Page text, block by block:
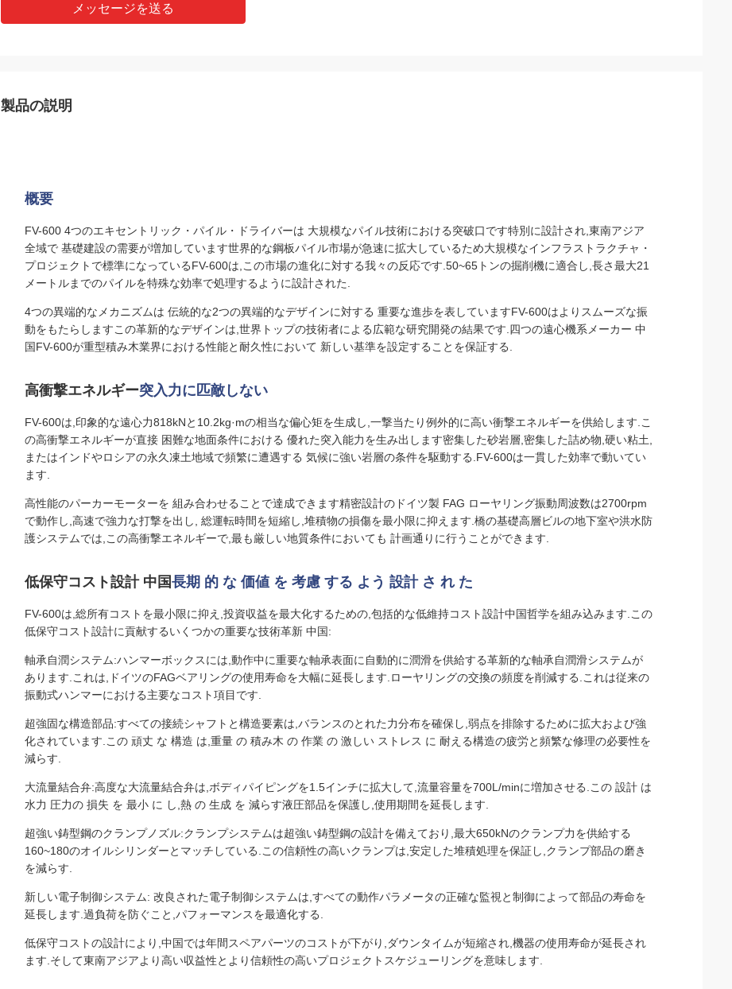
メッセージを送る
製品の説明
概要
FV-600 4つのエキセントリック・パイル・ドライバーは 大規模なパイル技術における突破口です特別に設計され,東南アジア
全域で 基礎建設の需要が増加しています世界的な鋼板パイル市場が急速に拡大しているため大規模なインフラストラクチャ・
プロジェクトで標準になっているFV-600は,この市場の進化に対する我々の反応です.50~65トンの掘削機に適合し,長さ最大21
メートルまでのパイルを特殊な効率で処理するように設計された.
4つの異端的なメカニズムは 伝統的な2つの異端的なデザインに対する 重要な進歩を表していますFV-600はよりスムーズな振
動をもたらしますこの革新的なデザインは,世界トップの技術者による広範な研究開発の結果です. 四つの遠心機系メーカー 中
国FV-600が重型積み木業界における性能と耐久性において 新しい基準を設定することを保証する.
高衝撃エネルギー突入力に匹敵しない
FV-600は,印象的な遠心力818kNと10.2kg·mの相当な偏心矩を生成し,一撃当たり例外的に高い衝撃エネルギーを供給します.こ
の高衝撃エネルギーが直接 困難な地面条件における 優れた突入能力を生み出します密集した砂岩層,密集した詰め物,硬い粘土,
またはインドやロシアの永久凍土地域で頻繁に遭遇する 気候に強い岩層の条件を駆動する.FV-600は一貫した効率で動いてい
ます.
高性能のパーカーモーターを 組み合わせることで達成できます精密設計のドイツ製 FAG ローヤリング振動周波数は2700rpm
で動作し,高速で強力な打撃を出し, 総運転時間を短縮し,堆積物の損傷を最小限に抑えます.橋の基礎高層ビルの地下室や洪水防
護システムでは,この高衝撃エネルギーで,最も厳しい地質条件においても 計画通りに行うことができます.
低保守コスト設計 中国長期 的 な 価値 を 考慮 する よう 設計 さ れ た
FV-600は,総所有コストを最小限に抑え,投資収益を最大化するための,包括的な低維持コスト設計中国哲学を組み込みます.この
低保守コスト設計に貢献するいくつかの重要な技術革新 中国:
軸承自潤システム:ハンマーボックスには,動作中に重要な軸承表面に自動的に潤滑を供給する革新的な軸承自潤滑システムが
あります.これは,ドイツのFAGベアリングの使用寿命を大幅に延長します.ローヤリングの交換の頻度を削減する.これは従来の
振動式ハンマーにおける主要なコスト項目です.
超強固な構造部品:すべての接続シャフトと構造要素は,バランスのとれた力分布を確保し,弱点を排除するために拡大および強
化されています.この 頑丈 な 構造 は,重量 の 積み木 の 作業 の 激しい ストレス に 耐える構造の疲労と頻繁な修理の必要性を
減らす.
大流量結合弁:高度な大流量結合弁は,ボディパイピングを1.5インチに拡大して,流量容量を700L/minに増加させる.この 設計 は
水力 圧力の 損失 を 最小 に し,熱 の 生成 を 減らす液圧部品を保護し,使用期間を延長します.
超強い鋳型鋼のクランプノズル:クランプシステムは超強い鋳型鋼の設計を備えており,最大650kNのクランプ力を供給する
160~180のオイルシリンダーとマッチしている.この信頼性の高いクランプは,安定した堆積処理を保証し,クランプ部品の磨き
を減らす.
新しい電子制御システム: 改良された電子制御システムは,すべての動作パラメータの正確な監視と制御によって部品の寿命を
延長します.過負荷を防ぐこと,パフォーマンスを最適化する.
低保守コストの設計により,中国では年間スペアパーツのコストが下がり,ダウンタイムが短縮され,機器の使用寿命が延長され
ます.そして東南アジアより高い収益性とより信頼性の高いプロジェクトスケジューリングを意味します.